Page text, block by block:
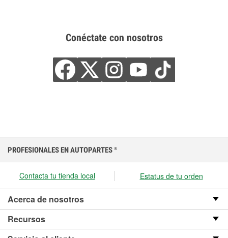
Conéctate con nosotros
PROFESIONALES EN AUTOPARTES ®
Contacta tu tienda local Estatus de tu orden
Acerca de nosotros
Recursos